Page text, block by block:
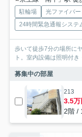
駐輪場 光ファイバー
24時間緊急通報システ
歩いて徒歩7分の場所に
ト。室内設備は照明付
募集中の部屋
213
3.5万
2階 /